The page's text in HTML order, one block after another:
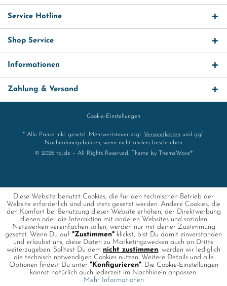
Service Hotline
Shop Service
Informationen
Zahlung & Versand
Cookie-Einstellungen
* Alle Preise inkl. gesetzl. Mehrwertsteuer zzgl. Versandkosten und ggf.
Nachnahmegebühren, wenn nicht anders beschrieben
© 2026 toj.de – All Rights Reserved. Theme by
ThemeWare®
Diese Website benutzt Cookies, die für den technischen Betrieb der
Website erforderlich sind und stets gesetzt werden. Andere Cookies, die
den Komfort bei Benutzung dieser Website erhöhen, der Direktwerbung
dienen oder die Interaktion mit anderen Websites und sozialen
Netzwerken vereinfachen sollen, werden nur mit deiner Zustimmung
gesetzt. Wenn Du auf "Zustimmen" klickst, bist Du damit einverstanden
und erlaubst uns, diese Daten zu Marketingzwecken auch an Dritte
weiterzugeben. Solltest Du dem nicht zustimmen, werden wir lediglich
die technisch notwendigen Cookies nutzen. Weitere Details und alle
Optionen findest Du unter "Konfigurieren". Die Cookie-Einstellungen
kannst natürlich auch jederzeit im Nachhinein anpassen.
Mehr Informationen